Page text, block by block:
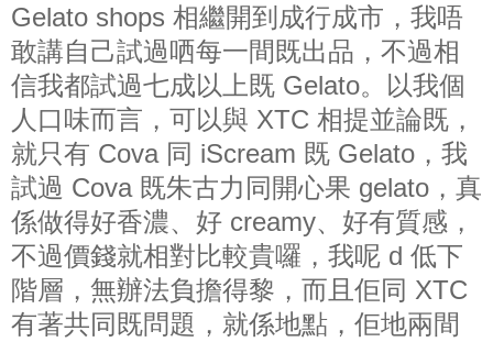
Gelato shops 相繼開到成行成市，我唔
敢講自己試過哂每一間既出品，不過相
信我都試過七成以上既 Gelato。以我個
人口味而言，可以與 XTC 相提並論既，
就只有 Cova 同 iScream 既 Gelato，我
試過 Cova 既朱古力同開心果 gelato，真
係做得好香濃、好 creamy、好有質感，
不過價錢就相對比較貴囉，我呢 d 低下
階層，無辦法負擔得黎，而且佢同 XTC
有著共同既問題，就係地點，佢地兩間